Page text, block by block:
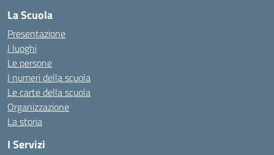
La Scuola
Presentazione
I luoghi
Le persone
I numeri della scuola
Le carte della scuola
Organizzazione
La storia
I Servizi